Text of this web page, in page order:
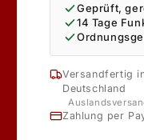
Geprüft,
14 Tage
Versandfertig
Deutschland
Zahlung per